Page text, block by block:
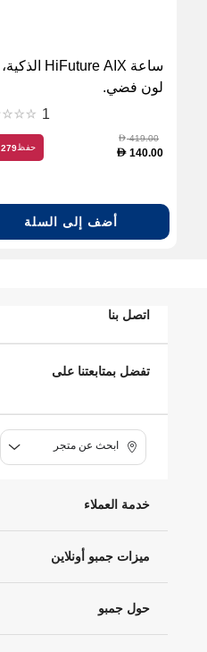
ساعة HiFuture AIX الذكية،
لون فضي.
1
D419.00
D 140.00 حفظ279
أضف إلى السلة
اتصل بنا
تفضل بمتابعتنا على
ابحث عن متجر
خدمة العملاء
ميزات جمبو أونلاين
حول جمبو